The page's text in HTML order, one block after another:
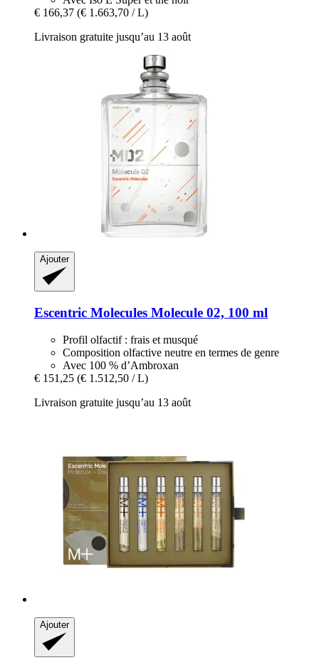
€ 166,37 (€ 1.663,70 / L)
Livraison gratuite jusqu’au 13 août
Ajouter
Escentric Molecules Molecule 02, 100 ml
Profil olfactif : frais et musqué
Composition olfactive neutre en termes de genre
Avec 100 % d’Ambroxan
€ 151,25 (€ 1.512,50 / L)
Livraison gratuite jusqu’au 13 août
Ajouter